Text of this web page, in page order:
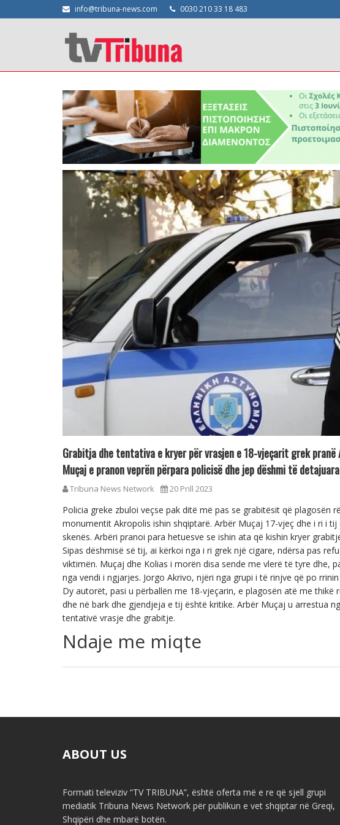
info@tribuna-news.com 0030 210 33 18 483
Grabitja dhe tentativa e kryer për vrasjen e 18-vjeçarit grek
Muçaj e pranon veprën përpara policisë dhe jep dëshmi të detajuara
Tribuna News Network 20 Prill 2023
Policia greke zbuloi veçse pak ditë më pas se grabitësit që plagosën
monumentit Akropolis ishin shqiptarë. Arbër Muçaj 17-vjeç dhe i ri i
skenës. Arbëri pranoi para hetuesve se ishin ata që kishin kryer
Sipas dëshmisë së tij, ai kërkoi nga i ri grek një cigare, ndërsa pas
viktimën. Muçaj dhe Kolias i morën disa sende me vlerë të tyre dhe,
nga vendi i ngjarjes. Jorgo Akrivo, njëri nga grupi i të rinjve që po
Dy autorët, pasi u përballën me 18-vjeçarin, e plagosën atë me thikë
dhe në bark dhe gjendjeja e tij është kritike. Arbër Muçaj u arrestua
tentativë vrasje dhe grabitje.
Ndaje me miqte
ABOUT US
Formati televiziv “TV TRIBUNA”, është oferta më e re që sjell grupi
mediatik Tribuna News Network për publikun e vet shqiptar në Greqi,
Shqipëri dhe mbarë botën.